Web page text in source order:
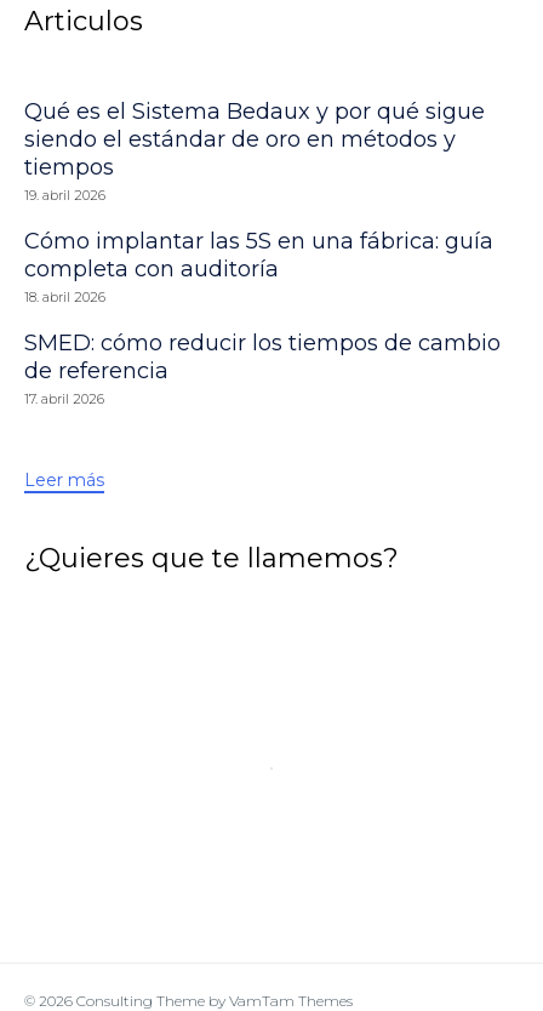
Articulos
Qué es el Sistema Bedaux y por qué sigue
siendo el estándar de oro en métodos y
tiempos
19. abril 2026
Cómo implantar las 5S en una fábrica: guía
completa con auditoría
18. abril 2026
SMED: cómo reducir los tiempos de cambio
de referencia
17. abril 2026
Leer más
¿Quieres que te llamemos?
© 2026 Consulting Theme by VamTam Themes